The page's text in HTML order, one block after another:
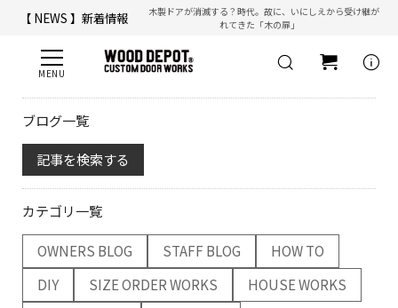
【 NEWS 】新着情報
木製ドアが消滅する？時代。故に、いにしえから受け継が
れてきた「木の扉」
【 ☎ 】コールセンター「安心お電話サポート」： 077-537-3901info
ブログ一覧
記事を検索する
カテゴリ一覧
OWNERS BLOG STAFF BLOG
HOW TO
DIY
SIZE ORDER WORKS
HOUSE WORKS